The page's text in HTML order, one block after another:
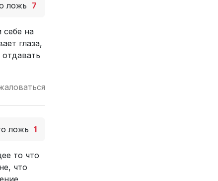
ложь 7
себе на
глаза,
ложь 1
то что
что